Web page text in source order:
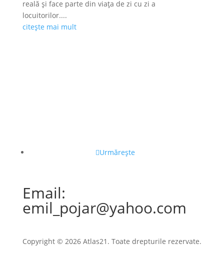
reală și face parte din viața de zi cu zi a
locuitorilor....
citește mai mult
Urmărește
Email:
emil_pojar@yahoo.com
Copyright © 2026 Atlas21. Toate drepturile rezervate.